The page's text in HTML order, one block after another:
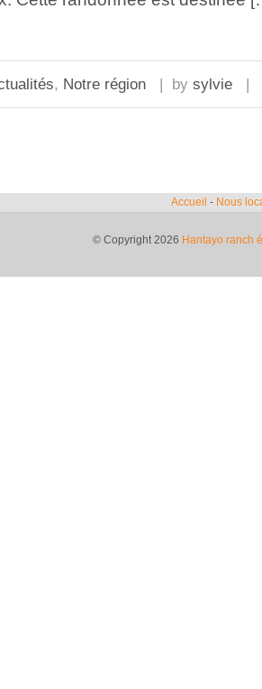
, Notre région | by sylvie |
Accueil - Nous
© Copyright 2026 Hantayo ranch